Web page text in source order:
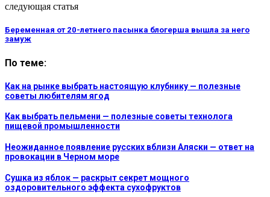
следующая статья
Беременная от 20-летнего пасынка блогерша вышла за него
замуж
По теме:
Как на рынке выбрать настоящую клубнику — полезные
советы любителям ягод
Как выбрать пельмени — полезные советы технолога
пищевой промышленности
Неожиданное появление русских вблизи Аляски — ответ на
провокации в Черном море
Сушка из яблок — раскрыт секрет мощного
оздоровительного эффекта сухофруктов